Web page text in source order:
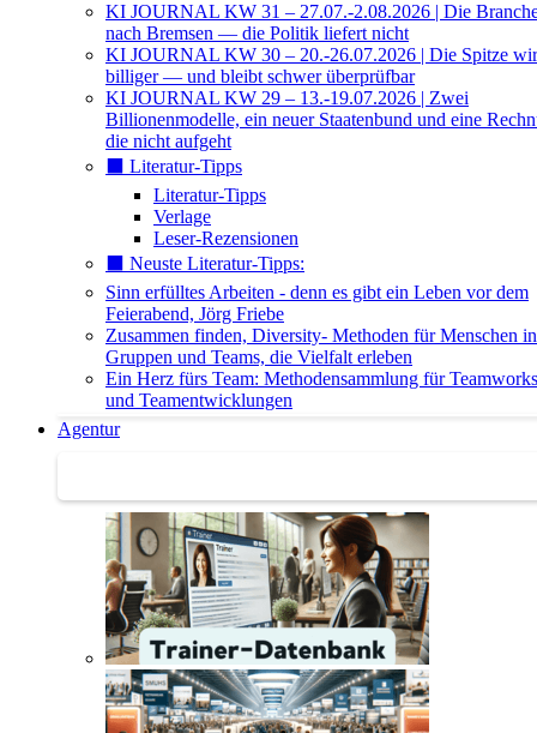
KI JOURNAL KW 31 – 27.07.-2.08.2026 | Die
nach Bremsen — die Politik liefert nicht
KI JOURNAL KW 30 – 20.-26.07.2026 | Die Spitze
billiger — und bleibt schwer überprüfbar
KI JOURNAL KW 29 – 13.-19.07.2026 | Zwei
Billionenmodelle, ein neuer Staatenbund und eine
die nicht aufgeht
⬛️ Literatur-Tipps
Literatur-Tipps
Verlage
Leser-Rezensionen
⬛️ Neuste Literatur-Tipps:
Sinn erfülltes Arbeiten - denn es gibt ein Leben vor dem
Feierabend, Jörg Friebe
Zusammen finden, Diversity- Methoden für Menschen in
Gruppen und Teams, die Vielfalt erleben
Ein Herz fürs Team: Methodensammlung für
und Teamentwicklungen
Agentur